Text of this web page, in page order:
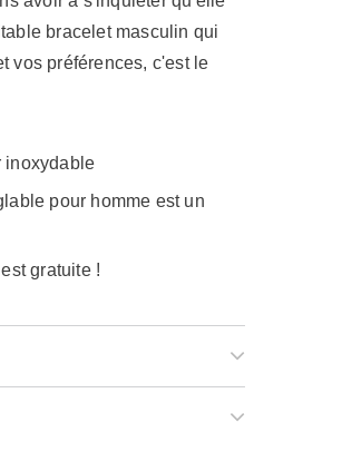
bracelet masculin qui
vos préférences, c'est le
inoxydable
pour homme est un
gratuite !